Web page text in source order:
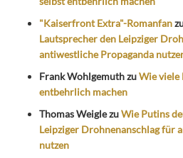
"Kaiserfront Extra"-Romanfan
Lautsprecher den Leipziger
antiwestliche Propaganda
Frank WohlgemuthzuWie viele
entbehrlich machen
Thomas WeiglezuWie Putins
Leipziger Drohnenanschlag für
nutzen